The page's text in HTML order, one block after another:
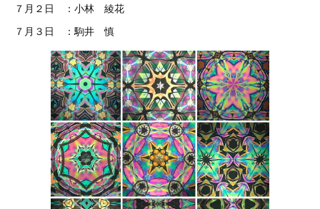
７月２日 ：小林 綾花
７月３日 ：駒井 慎